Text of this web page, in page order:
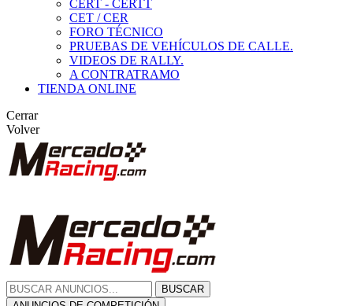
CERT - CERTT
CET / CER
FORO TÉCNICO
PRUEBAS DE VEHÍCULOS DE CALLE.
VIDEOS DE RALLY.
A CONTRATRAMO
TIENDA ONLINE
Cerrar
Volver
BUSCAR
ANUNCIOS DE COMPETICIÓN